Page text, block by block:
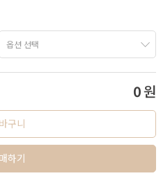
0원
구니
하기